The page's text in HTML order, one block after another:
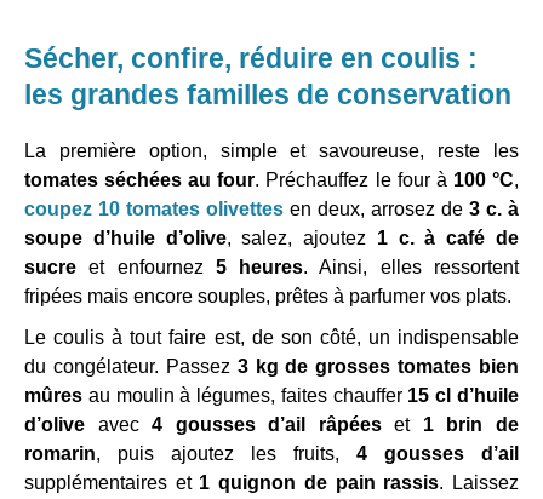
Sécher, confire, réduire en coulis :
les grandes familles de conservation
La première option, simple et savoureuse, reste les
tomates séchées au four. Préchauffez le four à 100 °C,
coupez 10 tomates olivettes en deux, arrosez de 3 c. à
soupe d’huile d’olive, salez, ajoutez 1 c. à café de
sucre et enfournez 5 heures. Ainsi, elles ressortent
fripées mais encore souples, prêtes à parfumer vos plats.
Le coulis à tout faire est, de son côté, un indispensable
du congélateur. Passez 3 kg de grosses tomates bien
mûres au moulin à légumes, faites chauffer 15 cl d’huile
d’olive avec4 gousses d’ail râpéeset 1 brin de
romarin, puis ajoutez les fruits, 4 gousses d’ail
supplémentaires et 1 quignon de pain rassis. Laissez